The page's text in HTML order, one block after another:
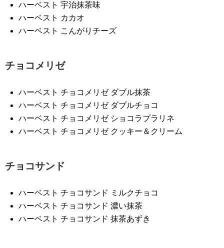
ハーベスト 宇治抹茶味
ハーベスト カカオ
ハーベスト こんがりチーズ
チョコメリゼ
ハーベスト チョコメリゼ ダブル抹茶
ハーベスト チョコメリゼ ダブルチョコ
ハーベスト チョコメリゼ ショコラプラリネ
ハーベスト チョコメリゼ クッキー＆クリーム
チョコサンド
ハーベスト チョコサンド ミルクチョコ
ハーベスト チョコサンド 濃い抹茶
ハーベスト チョコサンド 抹茶あずき